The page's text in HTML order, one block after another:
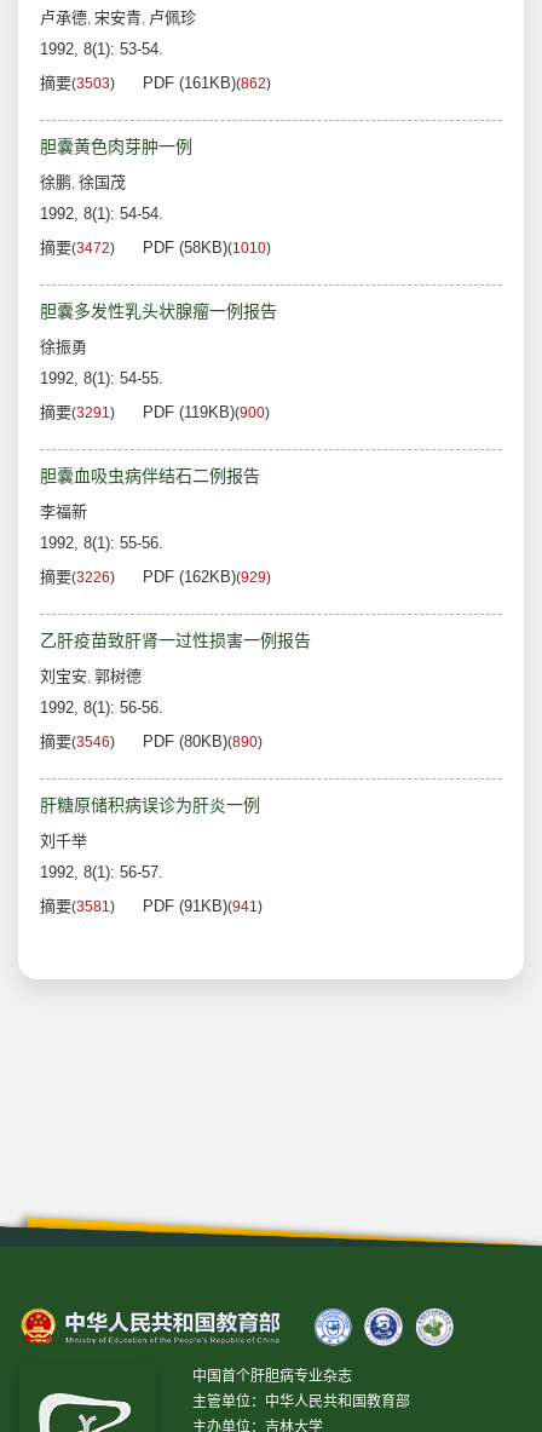
卢承德, 宋安青, 卢佩珍
1992, 8(1): 53-54.
摘要(3503) PDF (161KB)(862)
胆囊黄色肉芽肿一例
徐鹏, 徐国茂
1992, 8(1): 54-54.
摘要(3472) PDF (58KB)(1010)
胆囊多发性乳头状腺瘤一例报告
徐振勇
1992, 8(1): 54-55.
摘要(3291) PDF (119KB)(900)
胆囊血吸虫病伴结石二例报告
李福新
1992, 8(1): 55-56.
摘要(3226) PDF (162KB)(929)
乙肝疫苗致肝肾一过性损害一例报告
刘宝安, 郭树德
1992, 8(1): 56-56.
摘要(3546) PDF (80KB)(890)
肝糖原储积病误诊为肝炎一例
刘千举
1992, 8(1): 56-57.
摘要(3581) PDF (91KB)(941)
中国首个肝胆病专业杂志
主管单位：中华人民共和国教育部
主办单位：吉林大学